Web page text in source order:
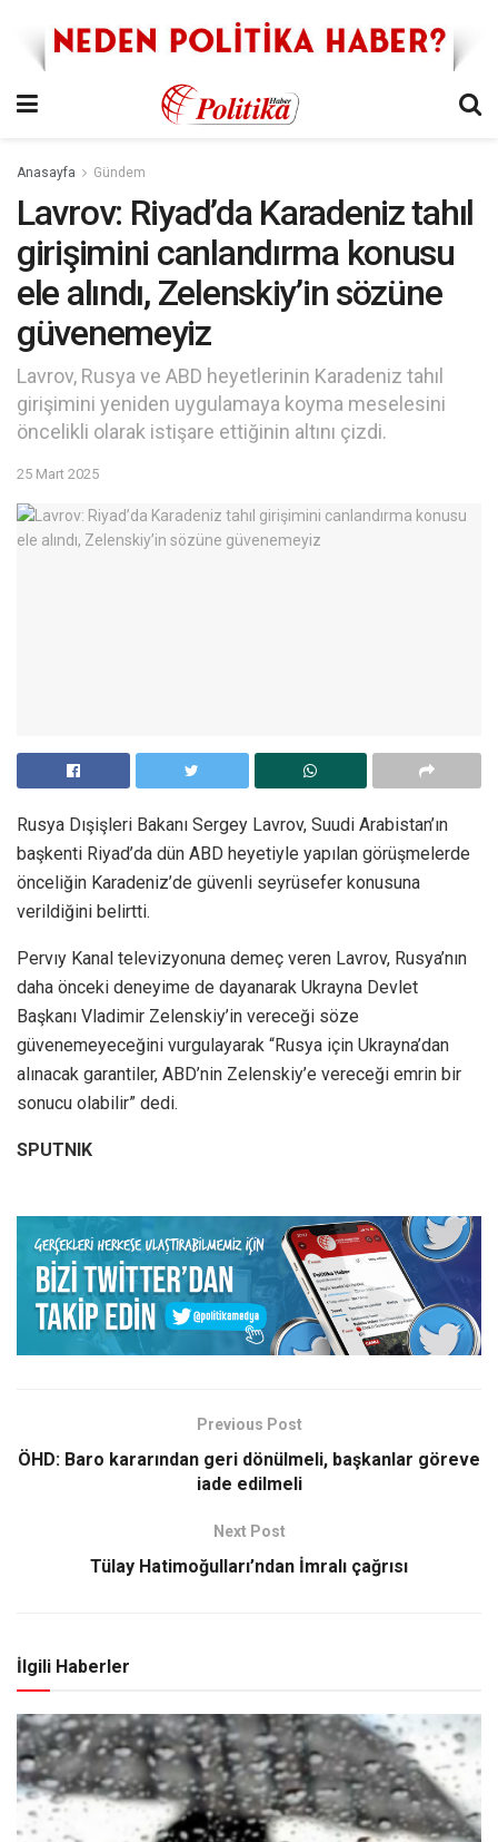
Anasayfa Gündem
Lavrov: Riyad’da Karadeniz tahıl
girişimini canlandırma konusu
ele alındı, Zelenskiy’in sözüne
güvenemeyiz
Lavrov, Rusya ve ABD heyetlerinin Karadeniz tahıl
girişimini yeniden uygulamaya koyma meselesini
öncelikli olarak istişare ettiğinin altını çizdi.
25 Mart 2025
Rusya Dışişleri Bakanı Sergey Lavrov, Suudi Arabistan’ın
başkenti Riyad’da dün ABD heyetiyle yapılan görüşmelerde
önceliğin Karadeniz’de güvenli seyrüsefer konusuna
verildiğini belirtti.
Pervıy Kanal televizyonuna demeç veren Lavrov, Rusya’nın
daha önceki deneyime de dayanarak Ukrayna Devlet
Başkanı Vladimir Zelenskiy’in vereceği söze
güvenemeyeceğini vurgulayarak “Rusya için Ukrayna’dan
alınacak garantiler, ABD’nin Zelenskiy’e vereceği emrin bir
sonucu olabilir” dedi.
SPUTNIK
Previous Post
ÖHD: Baro kararından geri dönülmeli, başkanlar göreve
iade edilmeli
Next Post
Tülay Hatimoğulları’ndan İmralı çağrısı
İlgili Haberler